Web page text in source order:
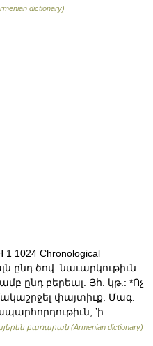
dictionary)
1 1024 Chronological
ընդ ծով. նաւարկութիւն.
ընդ բերեալ. Յհ. կթ.: *Ոչ
փայտիւք. Մագ.
ʼի
բառարան (Armenian dictionary)